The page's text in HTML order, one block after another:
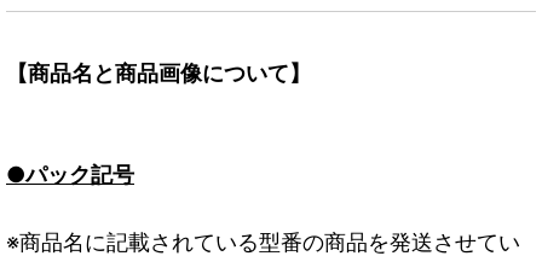
【商品名と商品画像について】
●パック記号
※商品名に記載されている型番の商品を発送させてい